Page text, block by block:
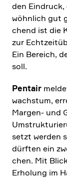
den
wöhn­lich gut
chend ist die
zur
Ein Bereich,
soll.
Pentair
wachstum,
Margen- und
setzt werden
dürften ein
chen. Mit
Erholung im